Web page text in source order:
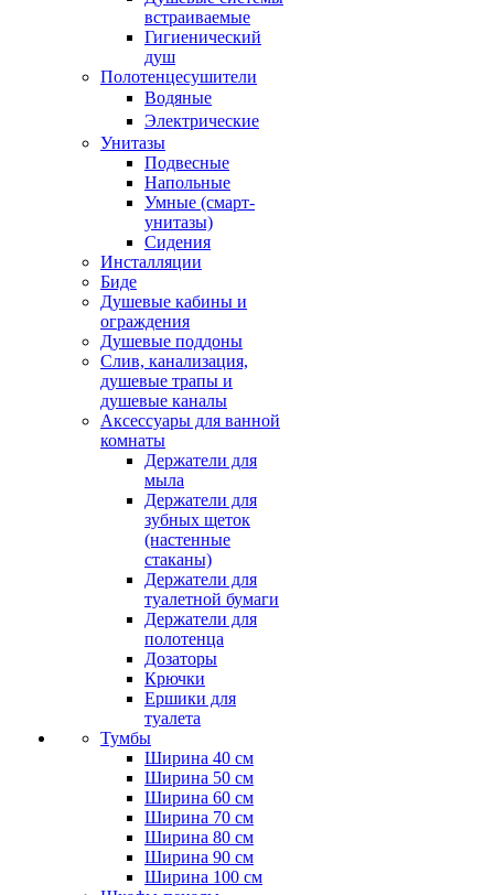
встраиваемые
Гигиенический
душ
Полотенцесушители
ㅤВодяные
ㅤЭлектрические
Унитазы
Подвесные
Напольные
Умные (смарт-
унитазы)
Сидения
Инсталляции
Биде
Душевые кабины и
ограждения
Душевые поддоны
Слив, канализация,
душевые трапы и
душевые каналы
Аксессуары для ванной
комнаты
Держатели для
мыла
Держатели для
зубных щеток
(настенные
стаканы)
Держатели для
туалетной бумаги
Держатели для
полотенца
Дозаторы
Крючки
Ершики для
туалета
Тумбы
Ширина 40 см
Ширина 50 см
Ширина 60 см
Ширина 70 см
Ширина 80 см
Ширина 90 см
Ширина 100 см